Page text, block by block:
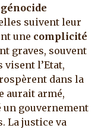
suivent leur
une complicité
graves, souvent
visent l’Etat,
dans la
aurait armé,
un gouvernement
La justice va